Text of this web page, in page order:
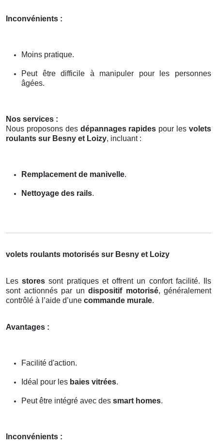
Inconvénients :
Moins pratique.
Peut être difficile à manipuler pour les personnes
âgées.
Nos services :
Nous proposons des dépannages rapides pour lesvolets
roulants sur Besny et Loizy, incluant :
Remplacement de manivelle.
Nettoyage des rails.
volets roulants motorisés sur Besny et Loizy
Lesstores sont pratiques et offrent un confort facilité. Ils
sont actionnés par un dispositif motorisé, généralement
contrôlé à l’aide d’une commande murale.
Avantages :
Facilité d'action.
Idéal pour les baies vitrées.
Peut être intégré avec des smart homes.
Inconvénients :